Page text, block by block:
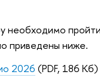
необходимо
приведены ниже.
2026 (PDF, 186 Кб)